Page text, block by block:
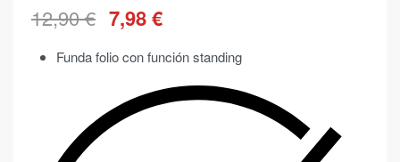
12,90€ 7,98€
Funda folio con función standing